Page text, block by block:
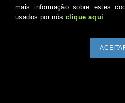
Canal do Youtube
© 2026 Portugal XXI Todos
Desenvolvido por